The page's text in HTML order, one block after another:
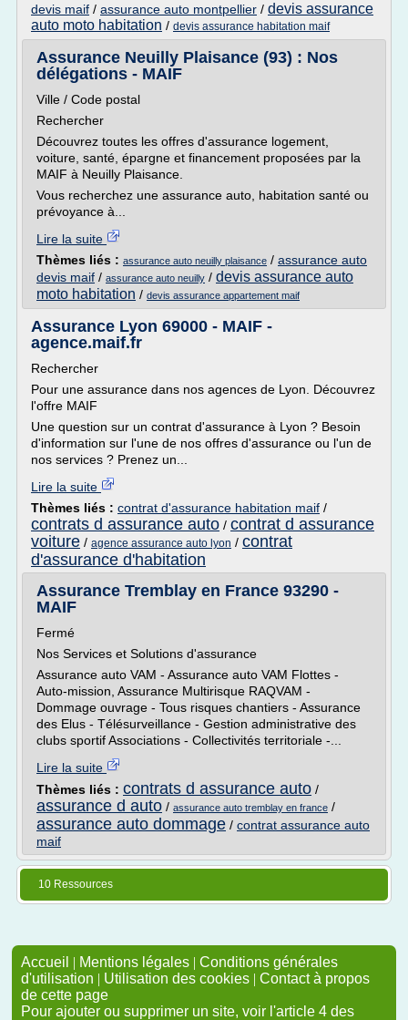
devis maif / assurance auto montpellier / devis assurance
auto moto habitation / devis assurance habitation maif
Assurance Neuilly Plaisance (93) : Nos
délégations - MAIF
Ville / Code postal
Rechercher
Découvrez toutes les offres d'assurance logement,
voiture, santé, épargne et financement proposées par la
MAIF à Neuilly Plaisance.
Vous recherchez une assurance auto, habitation santé ou
prévoyance à...
Lire la suite
Thèmes liés : assurance auto neuilly plaisance / assurance auto
devis maif / assurance auto neuilly / devis assurance auto
moto habitation / devis assurance appartement maif
Assurance Lyon 69000 - MAIF -
agence.maif.fr
Rechercher
Pour une assurance dans nos agences de Lyon. Découvrez
l'offre MAIF
Une question sur un contrat d'assurance à Lyon ? Besoin
d'information sur l'une de nos offres d'assurance ou l'un de
nos services ? Prenez un...
Lire la suite
Thèmes liés : contrat d'assurance habitation maif /
contrats d assurance auto / contrat d assurance
voiture / agence assurance auto lyon / contrat
d'assurance d'habitation
Assurance Tremblay en France 93290 -
MAIF
Fermé
Nos Services et Solutions d'assurance
Assurance auto VAM - Assurance auto VAM Flottes -
Auto-mission, Assurance Multirisque RAQVAM -
Dommage ouvrage - Tous risques chantiers - Assurance
des Elus - Télésurveillance - Gestion administrative des
clubs sportif Associations - Collectivités territoriale -...
Lire la suite
Thèmes liés : contrats d assurance auto /
assurance d auto / assurance auto tremblay en france /
assurance auto dommage / contrat assurance auto
maif
10 Ressources
Accueil | Mentions légales | Conditions générales
d'utilisation | Utilisation des cookies | Contact à propos
de cette page
Pour ajouter ou supprimer un site, voir l'article 4 des